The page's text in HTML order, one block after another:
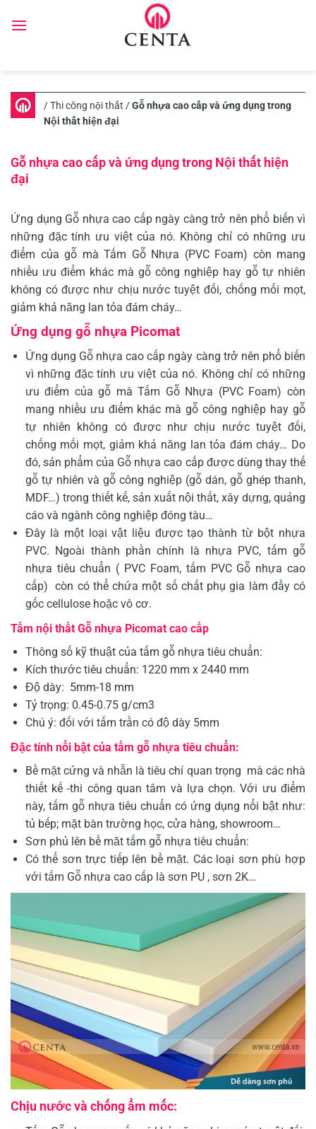
/Thi công nội thất /Gỗ nhựa cao cấp và ứng dụng trong
Nội thất hiện đại
Gỗ nhựa cao cấp và ứng dụng trong Nội thất hiện
đại
Ứng dụng Gỗ nhựa cao cấp ngày càng trở nên phổ biến vì
những đặc tính ưu việt của nó. Không chỉ có những ưu
điểm của gỗ mà Tấm Gỗ Nhựa (PVC Foam) còn mang
nhiều ưu điểm khác mà gỗ công nghiệp hay gỗ tự nhiên
không có được như chịu nước tuyệt đối, chống mối mọt,
giảm khả năng lan tỏa đám cháy…
Ứng dụng gỗ nhựa Picomat
Ứng dụng Gỗ nhựa cao cấp ngày càng trở nên phổ biến
vì những đặc tính ưu việt của nó. Không chỉ có những
ưu điểm của gỗ mà Tấm Gỗ Nhựa (PVC Foam) còn
mang nhiều ưu điểm khác mà gỗ công nghiệp hay gỗ
tự nhiên không có được như chịu nước tuyệt đối,
chống mối mọt, giảm khả năng lan tỏa đám cháy… Do
đó, sản phẩm của Gỗ nhựa cao cấp được dùng thay thế
gỗ tự nhiên và gỗ công nghiệp (gỗ dán, gỗ ghép thanh,
MDF…) trong thiết kế, sản xuất nội thất, xây dựng, quảng
cáo và ngành công nghiệp đóng tàu…
Đây là một loại vật liệu được tạo thành từ bột nhựa
PVC. Ngoài thành phần chính là nhựa PVC, tấm gỗ
nhựa tiêu chuẩn ( PVC Foam, tấm PVC Gỗ nhựa cao
cấp) còn có thể chứa một số chất phụ gia làm đầy có
gốc cellulose hoặc vô cơ.
Tấm nội thất Gỗ nhựa Picomat cao cấp
Thông số kỹ thuật của tấm gỗ nhựa tiêu chuẩn:
Kích thước tiêu chuẩn: 1220 mm x 2440 mm
Độ dày: 5mm-18 mm
Tỷ trọng: 0.45-0.75 g/cm3
Chú ý: đối với tấm trần có độ dày 5mm
Đặc tính nổi bật của tấm gỗ nhựa tiêu chuẩn:
Bề mặt cứng và nhẵn là tiêu chí quan trọng mà các nhà
thiết kế -thi công quan tâm và lựa chọn. Với ưu điểm
này, tấm gỗ nhựa tiêu chuẩn có ứng dụng nổi bật như:
tủ bếp; mặt bàn trường học, cửa hàng, showroom…
Sơn phủ lên bề măt tấm gỗ nhựa tiêu chuẩn:
Có thể sơn trực tiếp lên bề mặt. Các loại sơn phù hợp
với tấm Gỗ nhựa cao cấp là sơn PU , sơn 2K…
Chịu nước và chống ẩm mốc: